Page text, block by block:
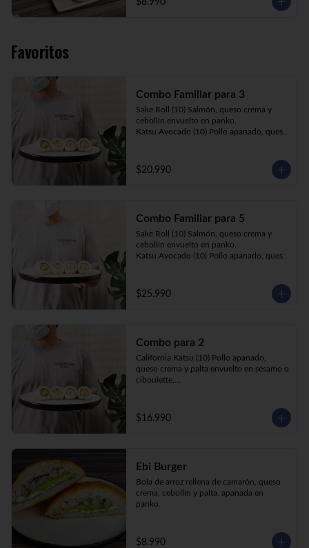
$8.990
Favoritos
Combo Familiar para 3
Sake Roll (10) Salmón, queso crema y
cebollín envuelto en panko.
Katsu Avocado (10) Pollo apanado, queso
y palta envuelta en sésamo o ciboulette.
Gyosas a elección (5u) + Bebida 1.5lt a
**Imagen Referencial**
$20.990
Combo Familiar para 5
Sake Roll (10) Salmón, queso crema y
cebollín envuelto en panko.
Katsu Avocado (10) Pollo apanado, queso
cebollín, envuelto en ciboulette o sesamo.
Tempura ebi avocado (10) Camarón
queso crema y palta envuelto en sésamo o
ciboulette.
Gyosas a elección (5u) + Bebida 1.5lt a
elección
**Imagen Referencial**
$25.990
Combo para 2
California Katsu (10) Pollo apanado,
queso crema y palta envuelto en sésamo o
ciboulette.
en palta.
Gyosas a elección  (5u)  + 2 bebidas
**Imagen Referencial**
$16.990
Ebi Burger
Bola de arroz rellena de camarón, queso
crema, cebollín y palta, apanada en
panko.
$8.990